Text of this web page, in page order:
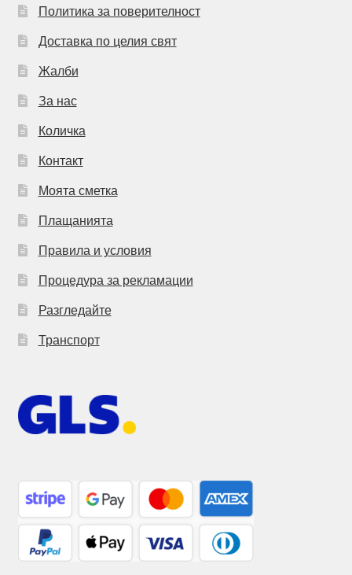
Политика за поверителност
Доставка по целия свят
Жалби
За нас
Количка
Контакт
Моята сметка
Плащанията
Правила и условия
Процедура за рекламации
Разгледайте
Транспорт